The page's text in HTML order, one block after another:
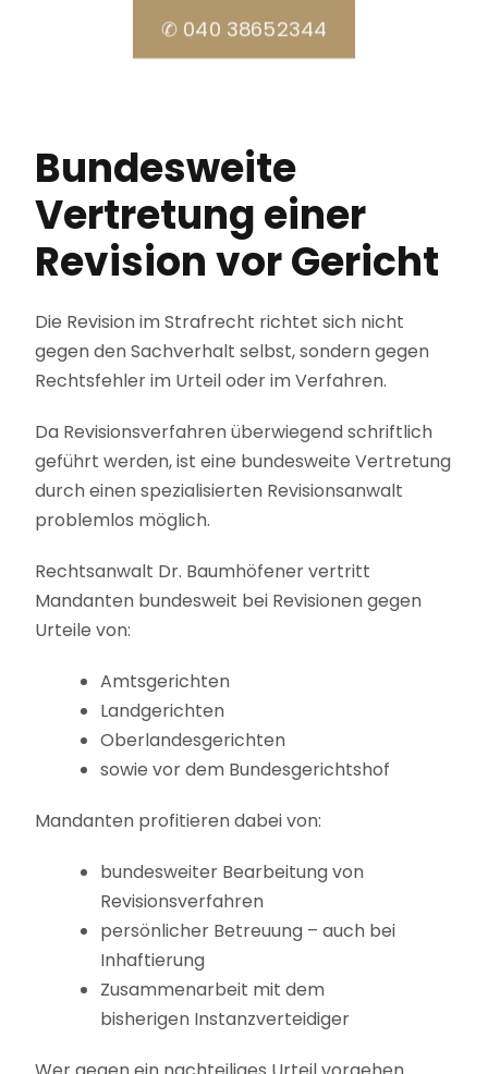
✆ 040 38652344
Bundesweite
Vertretung einer
Revision vor Gericht
Die Revision im Strafrecht richtet sich nicht
gegen den Sachverhalt selbst, sondern gegen
Rechtsfehler im Urteil oder im Verfahren.
Da Revisionsverfahren überwiegend schriftlich
geführt werden, ist eine bundesweite Vertretung
durch einen spezialisierten Revisionsanwalt
problemlos möglich.
Rechtsanwalt Dr. Baumhöfener vertritt
Mandanten bundesweit bei Revisionen gegen
Urteile von:
Amtsgerichten
Landgerichten
Oberlandesgerichten
sowie vor dem Bundesgerichtshof
Mandanten profitieren dabei von:
bundesweiter Bearbeitung von
Revisionsverfahren
persönlicher Betreuung – auch bei
Inhaftierung
Zusammenarbeit mit dem
bisherigen Instanzverteidiger